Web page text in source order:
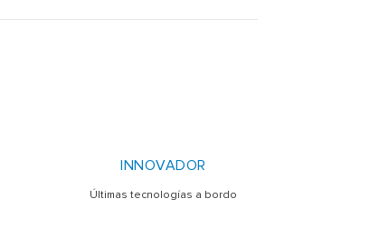
INNOVADOR
Últimas tecnologías a bordo